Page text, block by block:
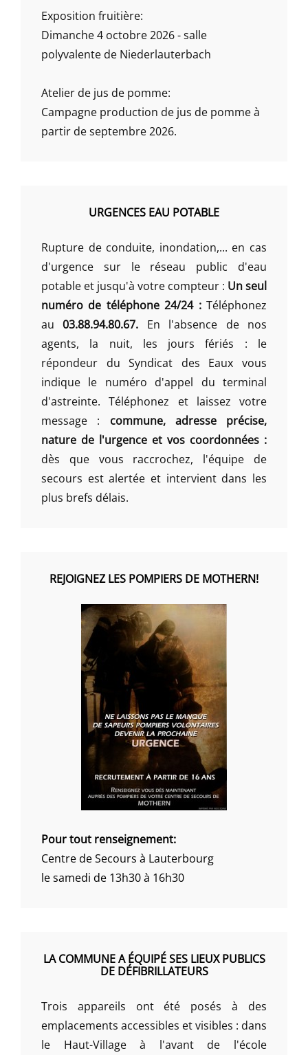
Exposition fruitière:
Dimanche 4 octobre 2026 - salle
polyvalente de Niederlauterbach
Atelier de jus de pomme:
Campagne production de jus de pomme à
partir de septembre 2026.
URGENCES EAU POTABLE
Rupture de conduite, inondation,... en cas
d'urgence sur le réseau public d'eau
potable et jusqu'à votre compteur : Un seul
numéro de téléphone 24/24 :Téléphonez
au03.88.94.80.67. En l'absence de nos
agents, la nuit, les jours fériés : le
répondeur du Syndicat des Eaux vous
indique le numéro d'appel du terminal
d'astreinte. Téléphonez et laissez votre
message : commune, adresse précise,
nature de l'urgence et vos coordonnées :
dès que vous raccrochez, l'équipe de
secours est alertée et intervient dans les
plus brefs délais.
REJOIGNEZ LES POMPIERS DE MOTHERN!
Pour tout renseignement:
Centre de Secours à Lauterbourg
le samedi de 13h30 à 16h30
LA COMMUNE A ÉQUIPÉ SES LIEUX PUBLICS
DE DÉFIBRILLATEURS
Trois appareils ont été posés à des
emplacements accessibles et visibles : dans
le Haut-Village à l'avant de l'école